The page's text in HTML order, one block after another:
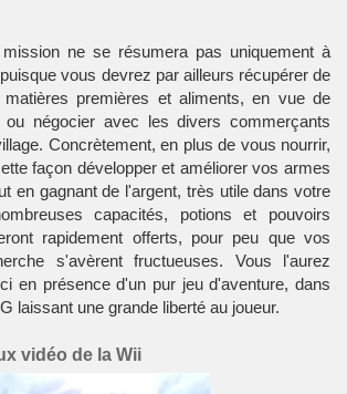
ne se résumera pas uniquement à
vous devrez par ailleurs récupérer de
matières premières et aliments, en vue de
ou négocier avec les divers commerçants
Concrètement, en plus de vous nourrir,
façon développer et améliorer vos armes
en gagnant de l'argent, très utile dans votre
capacités, potions et pouvoirs
rapidement offerts, pour peu que vos
s'avèrent fructueuses. Vous l'aurez
en présence d'un pur jeu d'aventure, dans
laissant une grande liberté au joueur.
vidéo de la Wii